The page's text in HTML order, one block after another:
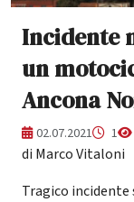
Incidente
un
Ancona
02.07.2021 1
di Marco Vitaloni
Tragico